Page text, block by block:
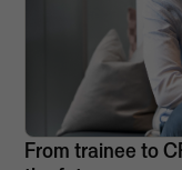
From trainee to